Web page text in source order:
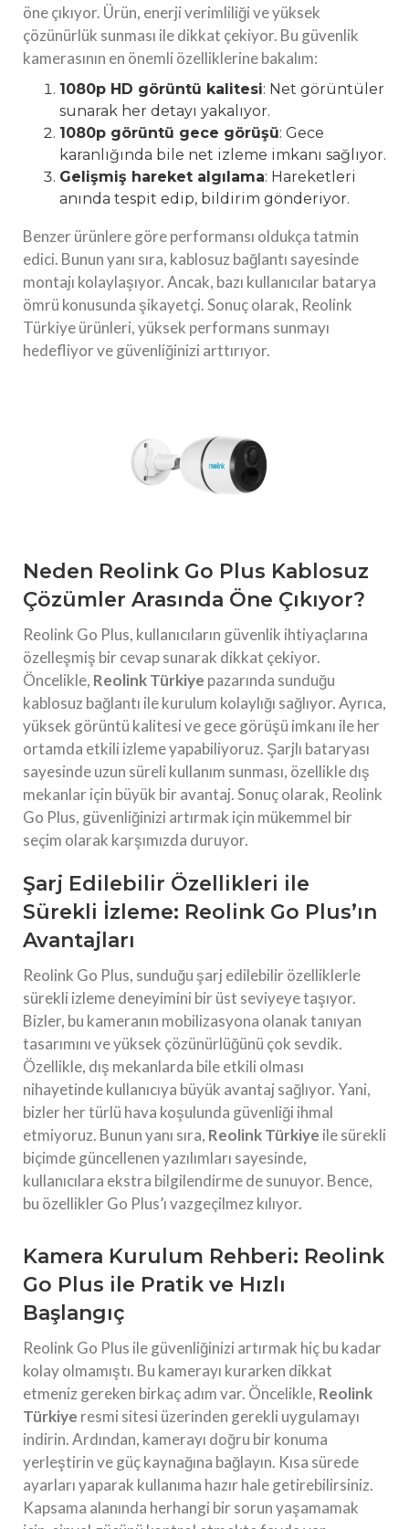
öne çıkıyor. Ürün, enerji verimliliği ve yüksek
çözünürlük sunması ile dikkat çekiyor. Bu güvenlik
kamerasının en önemli özelliklerine bakalım:
1080p HD görüntü kalitesi: Net görüntüler
sunarak her detayı yakalıyor.
1080p görüntü gece görüşü: Gece
karanlığında bile net izleme imkanı sağlıyor.
Gelişmiş hareket algılama: Hareketleri
anında tespit edip, bildirim gönderiyor.
Benzer ürünlere göre performansı oldukça tatmin
edici. Bunun yanı sıra, kablosuz bağlantı sayesinde
montajı kolaylaşıyor. Ancak, bazı kullanıcılar batarya
ömrü konusunda şikayetçi. Sonuç olarak, Reolink
Türkiye ürünleri, yüksek performans sunmayı
hedefliyor ve güvenliğinizi arttırıyor.
Neden Reolink Go Plus Kablosuz
Çözümler Arasında Öne Çıkıyor?
Reolink Go Plus, kullanıcıların güvenlik ihtiyaçlarına
özelleşmiş bir cevap sunarak dikkat çekiyor.
Öncelikle, Reolink Türkiye pazarında sunduğu
kablosuz bağlantı ile kurulum kolaylığı sağlıyor. Ayrıca,
yüksek görüntü kalitesi ve gece görüşü imkanı ile her
ortamda etkili izleme yapabiliyoruz. Şarjlı bataryası
sayesinde uzun süreli kullanım sunması, özellikle dış
mekanlar için büyük bir avantaj. Sonuç olarak, Reolink
Go Plus, güvenliğinizi artırmak için mükemmel bir
seçim olarak karşımızda duruyor.
Şarj Edilebilir Özellikleri ile
Sürekli İzleme: Reolink Go Plus’ın
Avantajları
Reolink Go Plus, sunduğu şarj edilebilir özelliklerle
sürekli izleme deneyimini bir üst seviyeye taşıyor.
Bizler, bu kameranın mobilizasyona olanak tanıyan
tasarımını ve yüksek çözünürlüğünü çok sevdik.
Özellikle, dış mekanlarda bile etkili olması
nihayetinde kullanıcıya büyük avantaj sağlıyor. Yani,
bizler her türlü hava koşulunda güvenliği ihmal
etmiyoruz. Bunun yanı sıra, Reolink Türkiye ile sürekli
biçimde güncellenen yazılımları sayesinde,
kullanıcılara ekstra bilgilendirme de sunuyor. Bence,
bu özellikler Go Plus’ı vazgeçilmez kılıyor.
Kamera Kurulum Rehberi: Reolink
Go Plus ile Pratik ve Hızlı
Başlangıç
Reolink Go Plus ile güvenliğinizi artırmak hiç bu kadar
kolay olmamıştı. Bu kamerayı kurarken dikkat
etmeniz gereken birkaç adım var. Öncelikle, Reolink
Türkiye resmi sitesi üzerinden gerekli uygulamayı
indirin. Ardından, kamerayı doğru bir konuma
yerleştirin ve güç kaynağına bağlayın. Kısa sürede
ayarları yaparak kullanıma hazır hale getirebilirsiniz.
Kapsama alanında herhangi bir sorun yaşamamak